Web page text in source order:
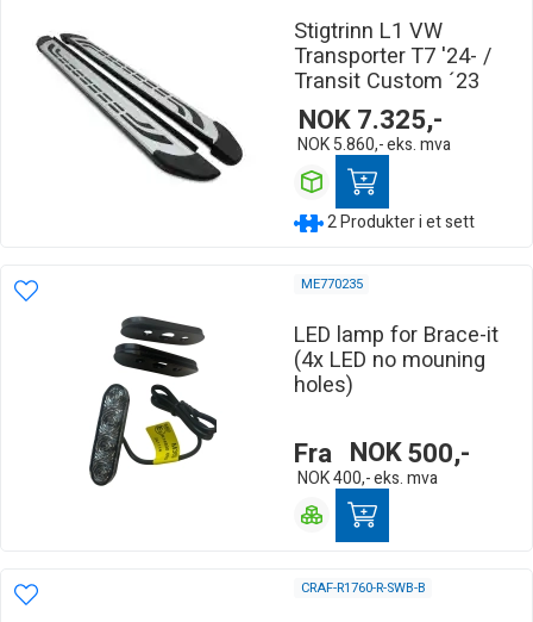
Stigtrinn L1 VW
Transporter T7 '24- /
Transit Custom ´23
NOK7.325,-
NOK 5.860,-eks. mva
2 Produkter i et sett
ME770235
LED lamp for Brace-it
(4x LED no mouning
holes)
Fra NOK500,-
NOK400,-eks. mva
CRAF-R1760-R-SWB-B